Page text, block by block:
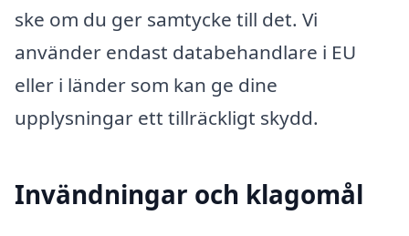
ske om du ger samtycke till det. Vi
använder endast databehandlare i EU
eller i länder som kan ge dine
upplysningar ett tillräckligt skydd.
Invändningar och klagomål